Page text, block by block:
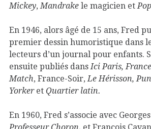
Mickey,Mandrake le magicien et
En 1946, alors âgé de 15 ans, Fred
premier dessin humoristique dans
lecteurs d’un journal pour enfants.
ensuite publiés dansIci Paris,
Match, France-Soir,Le Hérisson,
Yorker et Quartier latin.
En 1960, Fred s’associe avec